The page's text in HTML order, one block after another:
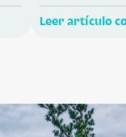
Leer artículo